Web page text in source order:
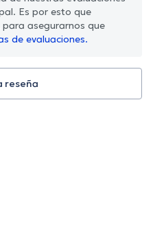
Es por esto que
asegurarnos que
de evaluaciones.
reseña